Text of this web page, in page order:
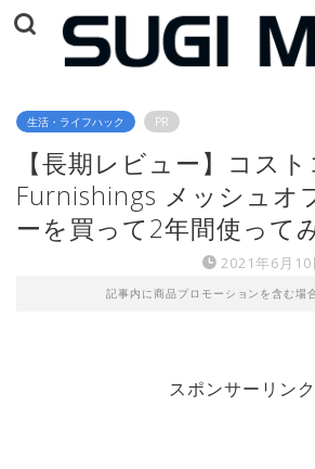
生活・ライフハック PR
【長期レビュー】コス
Furnishings メッシュオ
ーを買って2年間使って
2021年6月10
記事内に商品プロモーションを含む場
スポンサーリンク